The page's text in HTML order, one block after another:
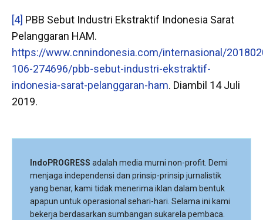
[4] PBB Sebut Industri Ekstraktif Indonesia Sarat
Pelanggaran HAM.
https://www.cnnindonesia.com/internasional/
106-274696/pbb-sebut-industri-ekstraktif-
indonesia-sarat-pelanggaran-ham. Diambil 14 Juli
2019.
IndoPROGRESS adalah media murni non-profit. Demi
menjaga independensi dan prinsip-prinsip jurnalistik
yang benar, kami tidak menerima iklan dalam bentuk
apapun untuk operasional sehari-hari. Selama ini kami
bekerja berdasarkan sumbangan sukarela pembaca.